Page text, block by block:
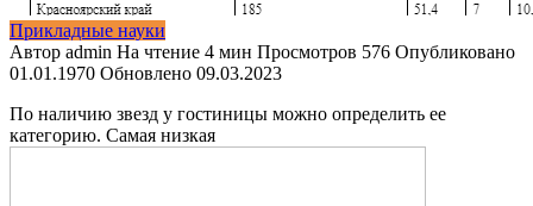
Прикладные науки
Автор admin На чтение 4 мин Просмотров 576 Опубликовано
01.01.1970 Обновлено 09.03.2023
По наличию звезд у гостиницы можно определить ее
категорию. Самая низкая